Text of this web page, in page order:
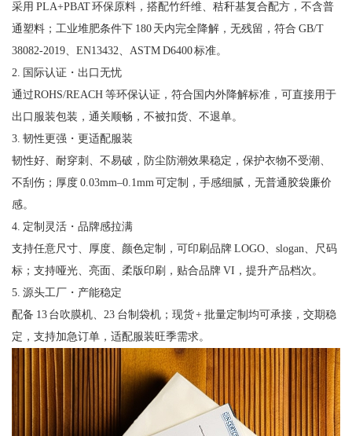
采用 PLA+PBAT 环保原料，搭配竹纤维、秸秆基复合配方，不含普
通塑料；工业堆肥条件下 180 天内完全降解，无残留，符合 GB/T
38082-2019、EN13432、ASTM D6400 标准。
2. 国际认证・出口无忧
通过ROHS/REACH 等环保认证，符合国内外降解标准，可直接用于
出口服装包装，通关顺畅，不被扣货、不退单。
3. 韧性更强・更适配服装
韧性好、耐穿刺、不易破，防尘防潮效果稳定，保护衣物不受潮、
不刮伤；厚度 0.03mm–0.1mm 可定制，手感细腻，无普通胶袋廉价
感。
4. 定制灵活・品牌感拉满
支持任意尺寸、厚度、颜色定制，可印刷品牌 LOGO、slogan、尺码
标；支持哑光、亮面、柔版印刷，贴合品牌 VI，提升产品档次。
5. 源头工厂・产能稳定
配备 13 台吹膜机、23 台制袋机；现货 + 批量定制均可承接，交期稳
定，支持加急订单，适配服装旺季需求。